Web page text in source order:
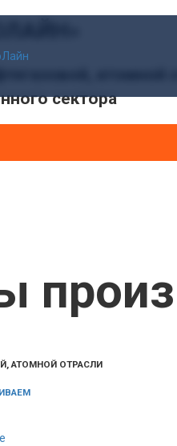
сектора
АТОМНОЙ ОТРАСЛИ